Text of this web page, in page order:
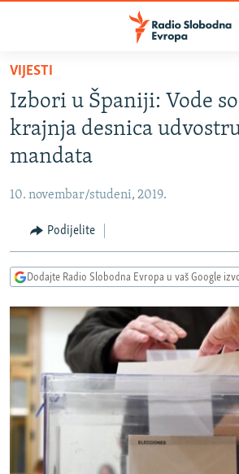
Pređite
glavni
sadržaj
Pređite
na
glavnu
Pređite
na
pretragu
VIJESTI
BOSNA I HERCEGOVINA
SRBIJA
CRNA GORA
VIZUELNO
INFOGRAFIKE
RAT U UKRAJINI
KINA NA BALKANU
RSE PRIČE IZ SVIJETA
ISPRIČAJ MI
DNEVNO@RSE
SPECIJALI RSE
VIŠE OD NASLOVA
VIJESTI
Izbori u Španiji: Vode
krajnja desnica
mandata
10. novembar/studeni, 2019.
Podijelite
Dodajte Radio Slobodna Evropa u vaš Google